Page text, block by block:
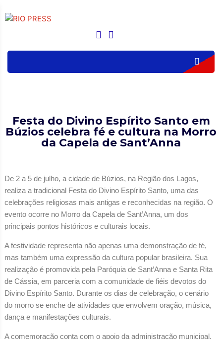
Festa do Divino Espírito Santo em
Búzios celebra fé e cultura na Morro
da Capela de Sant’Anna
De 2 a 5 de julho, a cidade de Búzios, na Região dos Lagos,
realiza a tradicional Festa do Divino Espírito Santo, uma das
celebrações religiosas mais antigas e reconhecidas na região. O
evento ocorre no Morro da Capela de Sant’Anna, um dos
principais pontos históricos e culturais locais.
A festividade representa não apenas uma demonstração de fé,
mas também uma expressão da cultura popular brasileira. Sua
realização é promovida pela Paróquia de Sant’Anna e Santa Rita
de Cássia, em parceria com a comunidade de fiéis devotos do
Divino Espírito Santo. Durante os dias de celebração, o cenário
do morro se enche de atividades que envolvem oração, música,
dança e manifestações culturais.
A comemoração conta com o apoio da administração municipal,